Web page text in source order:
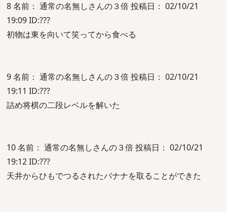
8 名前： 通常の名無しさんの３倍 投稿日： 02/10/21
19:09 ID:???
初物は東を向いて笑ってから食べる
9 名前： 通常の名無しさんの３倍 投稿日： 02/10/21
19:11 ID:???
詰め将棋の二段レベルを解いた
10 名前： 通常の名無しさんの３倍 投稿日： 02/10/21
19:12 ID:???
天井からひもでつるされたバナナを取ることができた